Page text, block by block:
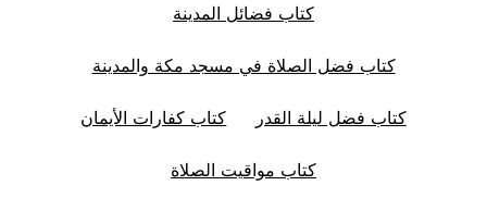
كتاب فضائل المدينة
كتاب فضل الصلاة في مسجد مكة والمدينة
كتاب فضل ليلة القدر كتاب كفارات الأيمان
كتاب مواقيت الصلاة